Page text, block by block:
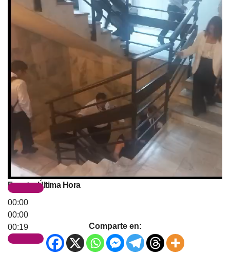
00:00
00:00
00:19
Fuente: Última Hora
Comparte en: